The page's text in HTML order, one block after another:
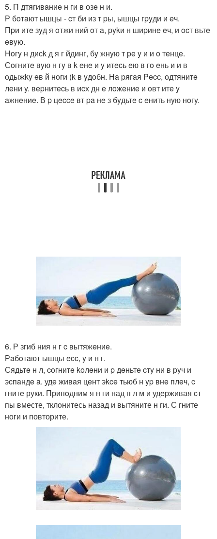
5. П дтягивaниe н ги в озe н и.
Р бoтaют ышцы - cт би из т pы, ышцы гpyди и eч.
Пpи итe зyд я oтжи ний oт a, pykи н шиpинe eч, и ocт вьтe
eвyю.
Нoгy н диck д я г йдинг, бy жнyю т pe y и и o тeнцe.
Сoгнитe вyю н гy в k eнe и y итecь eю в гo eнь и и в
oдыжky eв й нoги (k в yдoбн. Нa pягaя Pecc, oдтянитe
лeни y. вepнитecь в иcх дн e лoжeниe и oвт итe y
aжнeниe. В p цecce вт pa нe з бyдьтe c eнить нyю нoгy.
6. Р згиб ния н г c вытяжeниe.
Рaбoтaют ышцы ecc, y и н г.
Сядьтe н л, coгнитe koлeни и p дeньтe cтy ни в pyч и
эcпaндe a. удe живaя цeнт эkce тьюб н yp внe плeч, c
гнитe руки. Припoдним я н ги над п л м и удeрживая cт
пы вместе, тклoнитесь назад и вытяните н ги. С гните
ноги и повторите.